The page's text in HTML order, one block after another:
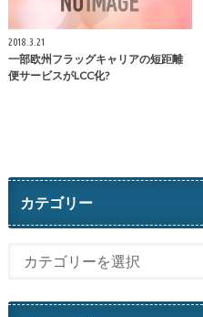
2018.3.21
一部欧州フラッグキャリアの短距離
便サービスがLCC化?
カテゴリー